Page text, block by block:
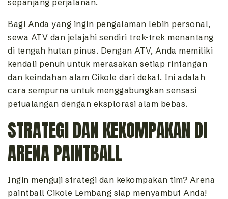
sepanjang perjalanan.
Bagi Anda yang ingin pengalaman lebih personal,
sewa ATV dan jelajahi sendiri trek-trek menantang
di tengah hutan pinus. Dengan ATV, Anda memiliki
kendali penuh untuk merasakan setiap rintangan
dan keindahan alam Cikole dari dekat. Ini adalah
cara sempurna untuk menggabungkan sensasi
petualangan dengan eksplorasi alam bebas.
STRATEGI DAN KEKOMPAKAN DI
ARENA PAINTBALL
Ingin menguji strategi dan kekompakan tim? Arena
paintball Cikole Lembang siap menyambut Anda!